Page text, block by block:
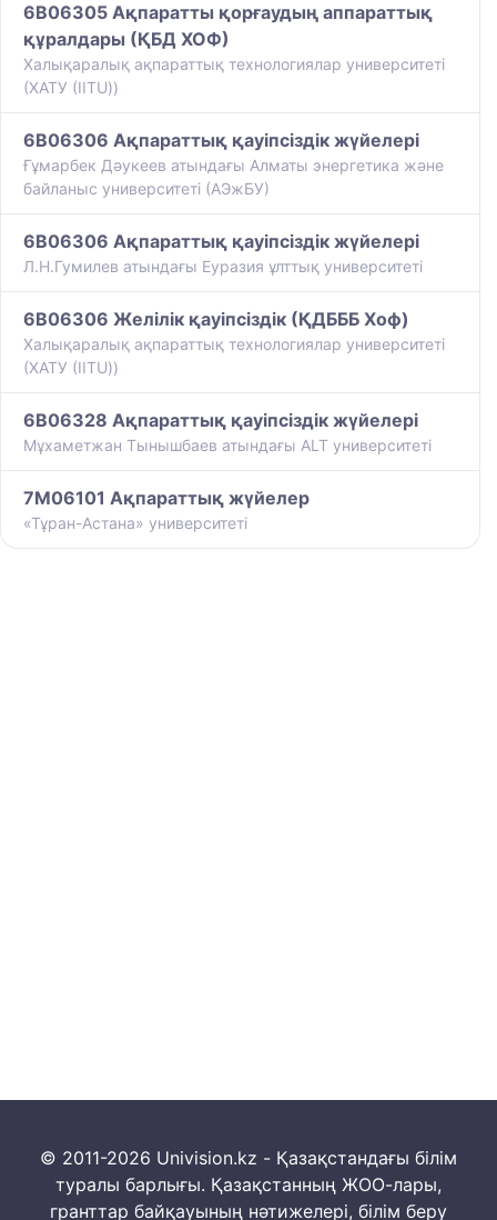
6B06305 Ақпаратты қорғаудың аппараттық
құралдары (ҚБД ХОФ)
Халықаралық ақпараттық технологиялар университеті
(ХАТУ (IITU))
6B06306 Ақпараттық қауіпсіздік жүйелері
Ғұмарбек Дәукеев атындағы Алматы энергетика және
байланыс университеті (АЭжБУ)
6B06306 Ақпараттық қауіпсіздік жүйелері
Л.Н.Гумилев атындағы Еуразия ұлттық университеті
6B06306 Желілік қауіпсіздік (ҚДБББ Хоф)
Халықаралық ақпараттық технологиялар университеті
(ХАТУ (IITU))
6B06328 Ақпараттық қауіпсіздік жүйелері
Мұхаметжан Тынышбаев атындағы ALT университеті
7M06101 Ақпараттық жүйелер
«Тұран-Астана» университеті
© 2011-2026 Univision.kz - Қазақстандағы білім
туралы барлығы. Қазақстанның ЖОО-лары,
гранттар байқауының нәтижелері, білім беру